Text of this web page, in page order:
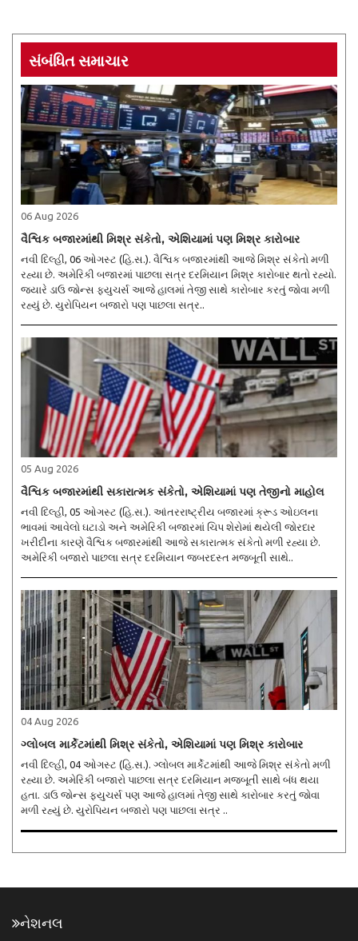
સંબંધિત સમાચાર
06 Aug 2026
વૈશ્વિક બજારમાંથી મિશ્ર સંકેતો, એશિયામાં પણ મિશ્ર કારોબાર
નવી દિલ્હી, 06 ઓગસ્ટ (હિ.સ.). વૈશ્વિક બજારમાંથી આજે મિશ્ર સંકેતો મળી
રહ્યા છે. અમેરિકી બજારમાં પાછલા સત્ર દરમિયાન મિશ્ર કારોબાર થતો રહ્યો.
જ્યારે ડાઉ જોન્સ ફ્યુચર્સ આજે હાલમાં તેજી સાથે કારોબાર કરતું જોવા મળી
રહ્યું છે. યુરોપિયન બજારો પણ પાછલા સત્ર..
05 Aug 2026
વૈશ્વિક બજારમાંથી સકારાત્મક સંકેતો, એશિયામાં પણ તેજીનો માહોલ
નવી દિલ્હી, 05 ઓગસ્ટ (હિ.સ.). આંતરરાષ્ટ્રીય બજારમાં ક્રૂડ ઓઇલના
ભાવમાં આવેલો ઘટાડો અને અમેરિકી બજારમાં ચિપ શેરોમાં થયેલી જોરદાર
ખરીદીના કારણે વૈશ્વિક બજારમાંથી આજે સકારાત્મક સંકેતો મળી રહ્યા છે.
અમેરિકી બજારો પાછલા સત્ર દરમિયાન જબરદસ્ત મજબૂતી સાથે..
04 Aug 2026
ગ્લોબલ માર્કેટમાંથી મિશ્ર સંકેતો, એશિયામાં પણ મિશ્ર કારોબાર
નવી દિલ્હી, 04 ઓગસ્ટ (હિ.સ.). ગ્લોબલ માર્કેટમાંથી આજે મિશ્ર સંકેતો મળી
રહ્યા છે. અમેરિકી બજારો પાછલા સત્ર દરમિયાન મજબૂતી સાથે બંધ થયા
હતા. ડાઉ જોન્સ ફ્યુચર્સ પણ આજે હાલમાં તેજી સાથે કારોબાર કરતું જોવા
મળી રહ્યું છે. યુરોપિયન બજારો પણ પાછલા સત્ર ..
નેશનલ